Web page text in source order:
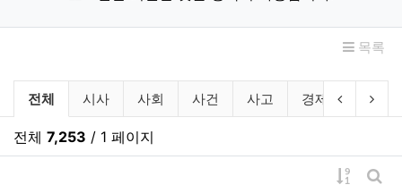
목록
뉴스 분류 목록
전체 시사 사회 사건 사고 경제 산업
이전 분류
다
전체 7,253 / 1 페이지
게시물